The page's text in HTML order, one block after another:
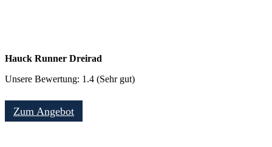
Hauck Runner Dreirad
Unsere Bewertung: 1.4 (Sehr gut)
Zum Angebot